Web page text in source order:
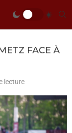
FACE À
lecture